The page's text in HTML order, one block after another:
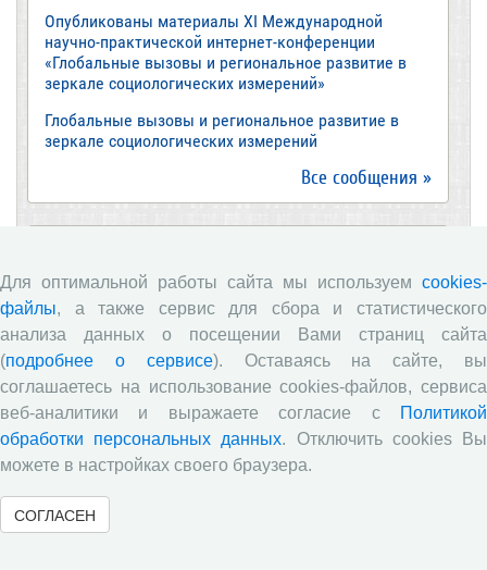
Опубликованы материалы XI Международной
научно-практической интернет-конференции
«Глобальные вызовы и региональное развитие в
зеркале социологических измерений»
Глобальные вызовы и региональное развитие в
зеркале социологических измерений
Все сообщения »
Е.В. Лукин: обзор заметки «Вологодчина
«взлетела» в рейтинге промышленного
производства», газета «Красный север», № 74, 11
июля, 2018 г.
Экспертное мнение А.И. Поваровой: обзор
статьи «Регионам хватит денег», газета «Известия»,
№88, 2018 г.
пенсионного возраста: позитивные эффекты и
вероятные риски», журнал «Экономическая
Для оптимальной работы сайта мы используем cookies-
файлы, а также сервис для сбора и статистического
анализа данных о посещении Вами страниц сайта
(подробнее о сервисе). Оставаясь на сайте, вы
соглашаетесь на использование cookies-файлов, сервиса
веб-аналитики и выражаете согласие с
Политикой
обработки персональных данных. Отключить cookies Вы
можете в настройках своего браузера.
СОГЛАСЕН